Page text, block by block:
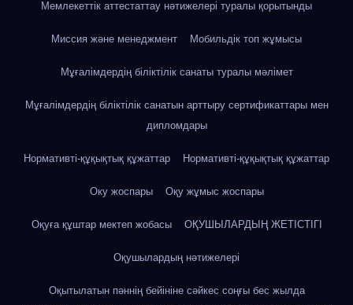
Мемлекеттік аттестаттау нәтижелері туралы қорытынды
Миссия және менеджмент Мобильдік топ жұмысы
Мұғалімдердің біліктілік санаты туралы мәлімет
Мұғалімдердің біліктілік санатын арттыру сертификаттары мен
дипломдары
Нормативті-құқықтық құжаттар Нормативті-құқықтық құжаттар
Оку жоспары Оқу жұмыс жоспары
Оқуға құштар мектеп жобасы ОҚУШЫЛАРДЫҢ ЖЕТІСТІГІ
Оқушылардың нәтижелері
Оқытылатын пәннің бейініне сәйкес соңғы бес жылда